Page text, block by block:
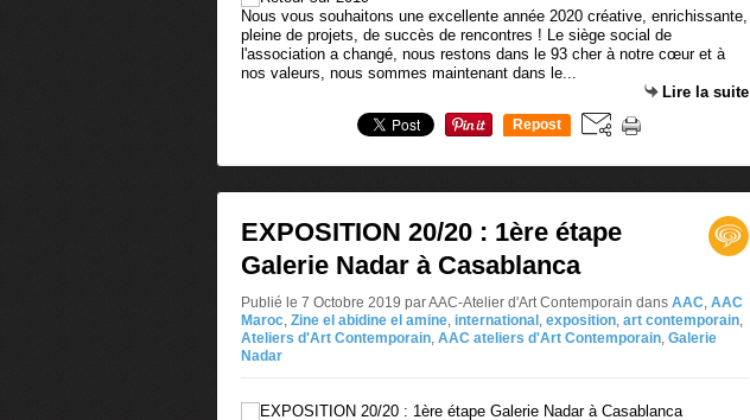
Nous vous souhaitons une excellente année 2020 créative, enrichissante,
pleine de projets, de succès de rencontres ! Le siège social de
l'association a changé, nous restons dans le 93 cher à notre cœur et à
nos valeurs, nous sommes maintenant dans le...
Lire la suite
Repost
EXPOSITION 20/20 : 1ère étape
Galerie Nadar à Casablanca
Publié le 7 Octobre 2019 par AAC-Atelier d'Art Contemporain dans AAC, AAC
Maroc, Zine el abidine el amine, international , exposition, art contemporain,
Ateliers d'Art Contemporain, AAC ateliers d'Art Contemporain, Galerie
Nadar